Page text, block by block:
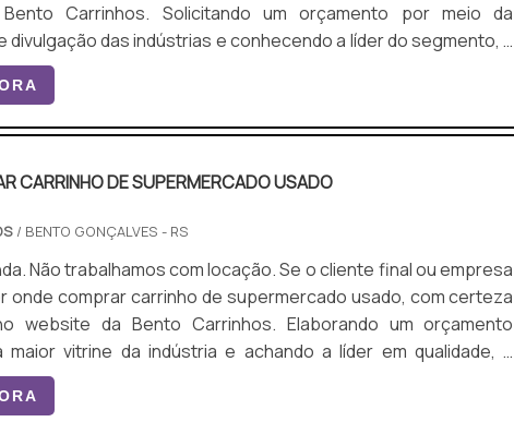
Carrinhos. Solicitando um orçamento por meio da
divulgação das indústrias e conhecendo a líder do segmento, a
é por quanto custa um carrinho
com a Bento Carrinhos conseguirá assertividade com
com os...
CARRINHO DE SUPERMERCADO USADO
/ BENTO GONÇALVES - RS
com locação. Se o cliente final ou empresa
onde comprar carrinho de supermercado usado, com certeza
website da Bento Carrinhos. Elaborando um orçamento
maior vitrine da indústria e achando a líder em qualidade, a
ONDE COMPRAR CARRINHO DE
por onde comprar carrinho de